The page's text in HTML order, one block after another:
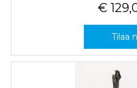
€
Tilaa